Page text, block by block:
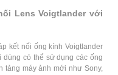
Lens Voigtlander với
kết nối ống kính Voigtlander
có thể sử dụng các ống
tảng máy ảnh mới như Sony,